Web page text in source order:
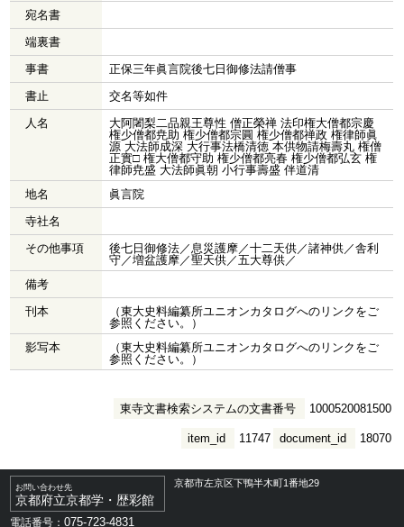
宛名書
端裏書
事書
正保三年眞言院後七日御修法請僧事
書止
交名等如件
人名
大阿闍梨二品親王尊性 僧正榮禅 法印権大僧都宗慶
権少僧都尭助 権少僧都宗圓 権少僧都禅政 権律師眞
源 大法師成深 大行事法橋清徳 本供物請梅壽丸 権僧
正實□ 権大僧都守助 権少僧都亮春 権少僧都弘玄 権
律師尭盛 大法師眞朝 小行事壽盛 伴道清
地名
眞言院
寺社名
その他事項
後七日御修法／息災護摩／十二天供／諸神供／舎利
守／増盆護摩／聖天供／五大尊供／
備考
刊本
（東大史料編纂所ユニオンカタログへのリンクをご
参照ください。）
影写本
（東大史料編纂所ユニオンカタログへのリンクをご
参照ください。）
東寺文書検索システムの文書番号 1000520081500
document_id 18070
item_id 11747
お問い合わせ先
京都府立京都学・歴彩館
京都市左京区下鴨半木町1番地29
電話番号：075-723-4831